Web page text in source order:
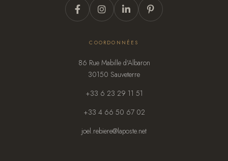
COORDONNÉES
86 Rue Mabille d'Albaron
30150 Sauveterre
+33 6 23 29 11 51
+33 4 66 50 67 02
joel.rebiere@laposte.net